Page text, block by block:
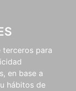
para
en base a
hábitos de